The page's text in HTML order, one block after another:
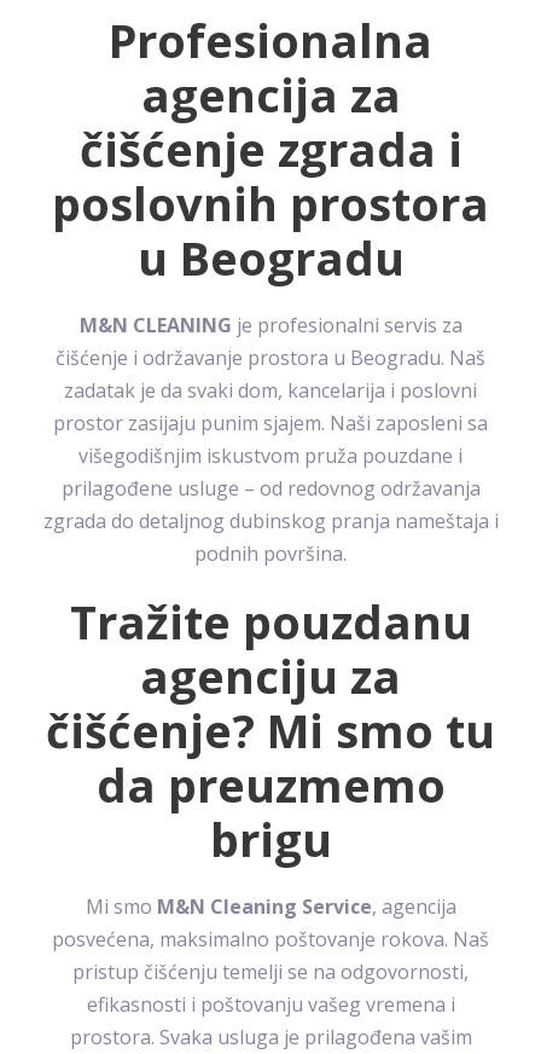
Profesionalna
agencija za
čišćenje zgrada i
poslovnih prostora
u Beogradu
M&N CLEANING je profesionalni servis za
čišćenje i održavanje prostora u Beogradu. Naš
zadatak je da svaki dom, kancelarija i poslovni
prostor zasijaju punim sjajem. Naši zaposleni sa
višegodišnjim iskustvom pruža pouzdane i
prilagođene usluge – od redovnog održavanja
zgrada do detaljnog dubinskog pranja nameštaja i
podnih površina.
Tražite pouzdanu
agenciju za
čišćenje? Mi smo tu
da preuzmemo
brigu
Mi smo M&N Cleaning Service, agencija
posvećena, maksimalno poštovanje rokova. Naš
pristup čišćenju temelji se na odgovornosti,
efikasnosti i poštovanju vašeg vremena i
prostora. Svaka usluga je prilagođena vašim